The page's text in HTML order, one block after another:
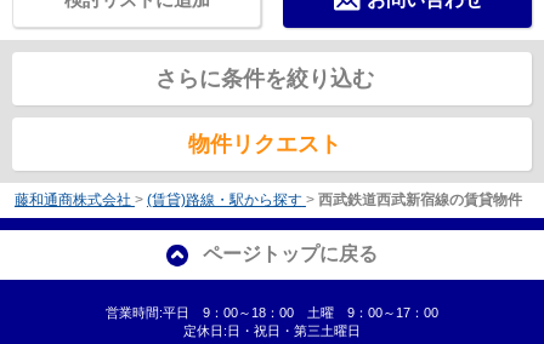
さらに条件を絞り込む
物件リクエスト
藤和通商株式会社 > (賃貸)路線・駅から探す > 西武鉄道西武新宿線の賃貸物件
ページトップに戻る
営業時間:平日 9：00～18：00 土曜 9：00～17：00
定休日:日・祝日・第三土曜日